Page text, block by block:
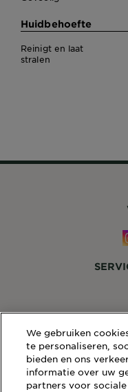
Huidbehoefte
Reinigt en laat
stralen
14, RUE
We gebruiken
te personaliseren,
bieden en ons
informatie over uw
partners voor